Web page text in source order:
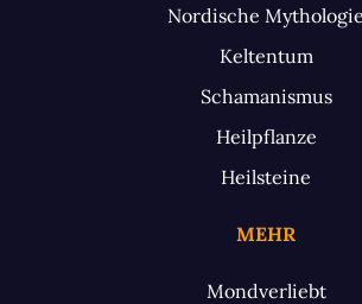
Nordische Mythologie
Keltentum
Schamanismus
Heilpflanze
Heilsteine
MEHR
Mondverliebt